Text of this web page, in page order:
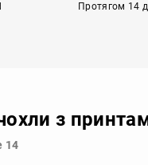
Протягом 14
з
14